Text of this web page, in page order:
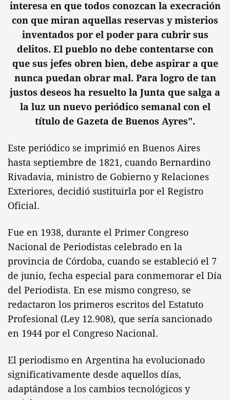
interesa en que todos conozcan la execración
con que miran aquellas reservas y misterios
inventados por el poder para cubrir sus
delitos. El pueblo no debe contentarse con
que sus jefes obren bien, debe aspirar a que
nunca puedan obrar mal. Para logro de tan
justos deseos ha resuelto la Junta que salga a
la luz un nuevo periódico semanal con el
título de Gazeta de Buenos Ayres".
Este periódico se imprimió en Buenos Aires
hasta septiembre de 1821, cuando Bernardino
Rivadavia, ministro de Gobierno y Relaciones
Exteriores, decidió sustituirla por el Registro
Oficial.
Fue en 1938, durante el Primer Congreso
Nacional de Periodistas celebrado en la
provincia de Córdoba, cuando se estableció el 7
de junio, fecha especial para conmemorar el Día
del Periodista. En ese mismo congreso, se
redactaron los primeros escritos del Estatuto
Profesional (Ley 12.908), que sería sancionado
en 1944 por el Congreso Nacional.
El periodismo en Argentina ha evolucionado
significativamente desde aquellos días,
adaptándose a los cambios tecnológicos y